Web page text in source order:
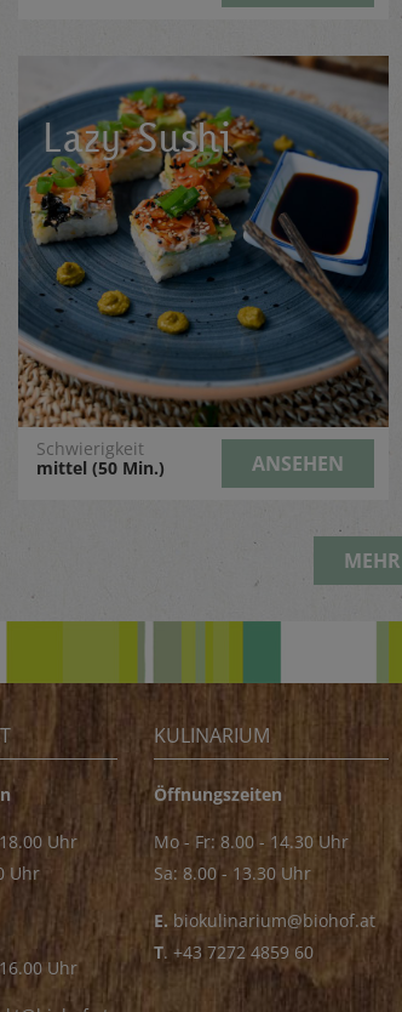
Lazy Sushi
Schwierigkeit
mittel (50 Min.)
ANSEHEN
Uhr
Uhr
Uhr
KULINARIUM
Öffnungszeiten
Mo - Fr: 8.00 - 14.30 Uhr
Sa: 8.00 - 13.30 Uhr
E. biokulinarium@biohof.at
T. +43 7272 4859 60